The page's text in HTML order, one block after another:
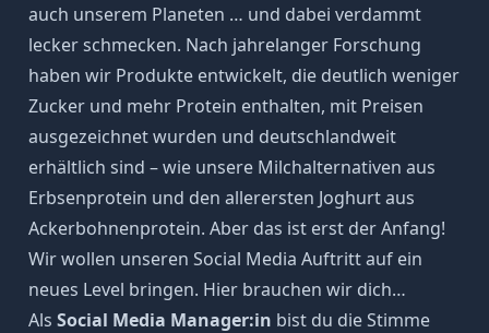
auch unserem Planeten … und dabei verdammt
lecker schmecken. Nach jahrelanger Forschung
haben wir Produkte entwickelt, die deutlich weniger
Zucker und mehr Protein enthalten, mit Preisen
ausgezeichnet wurden und deutschlandweit
erhältlich sind – wie unsere Milchalternativen aus
Erbsenprotein und den allerersten Joghurt aus
Ackerbohnenprotein. Aber das ist erst der Anfang!
Wir wollen unseren Social Media Auftritt auf ein
neues Level bringen. Hier brauchen wir dich…
Als Social Media Manager:in bist du die Stimme